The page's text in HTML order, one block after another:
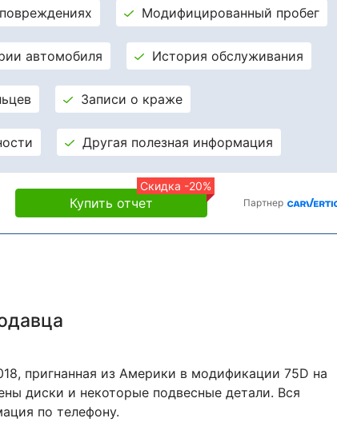
Модифицированный пробег
автомобиля История обслуживания
Записи о краже
Другая полезная информация
Скидка -20%
Купить отчет Партнер
пригнанная из Америки в модификации 75D на
диски и некоторые подвесные детали. Вся
по телефону.